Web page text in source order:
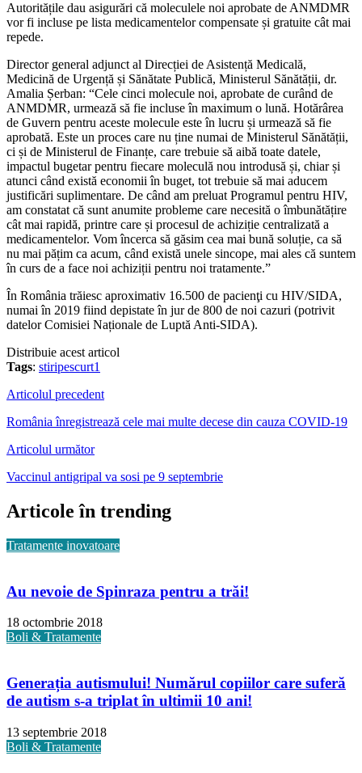
Autoritățile dau asigurări că moleculele noi aprobate de ANMDMR
vor fi incluse pe lista medicamentelor compensate și gratuite cât mai
repede.
Director general adjunct al Direcției de Asistență Medicală,
Medicină de Urgență și Sănătate Publică, Ministerul Sănătății, dr.
Amalia Șerban: “Cele cinci molecule noi, aprobate de curând de
ANMDMR, urmează să fie incluse în maximum o lună. Hotărârea
de Guvern pentru aceste molecule este în lucru și urmează să fie
aprobată. Este un proces care nu ține numai de Ministerul Sănătății,
ci și de Ministerul de Finanțe, care trebuie să aibă toate datele,
impactul bugetar pentru fiecare moleculă nou introdusă și, chiar și
atunci când există economii în buget, tot trebuie să mai aducem
justificări suplimentare. De când am preluat Programul pentru HIV,
am constatat că sunt anumite probleme care necesită o îmbunătățire
cât mai rapidă, printre care și procesul de achiziție centralizată a
medicamentelor. Vom încerca să găsim cea mai bună soluție, ca să
nu mai pățim ca acum, când există unele sincope, mai ales că suntem
în curs de a face noi achiziții pentru noi tratamente.”
În România trăiesc aproximativ 16.500 de pacienţi cu HIV/SIDA,
numai în 2019 fiind depistate în jur de 800 de noi cazuri (potrivit
datelor Comisiei Naționale de Luptă Anti-SIDA).
Distribuie acest articol
Tags: stiripescurt1
Articolul precedent
România înregistrează cele mai multe decese din cauza COVID-19
Articolul următor
Vaccinul antigripal va sosi pe 9 septembrie
Articole în trending
Tratamente inovatoare
Au nevoie de Spinraza pentru a trăi!
18 octombrie 2018
Boli & Tratamente
Generația autismului! Numărul copiilor care suferă
de autism s-a triplat în ultimii 10 ani!
13 septembrie 2018
Boli & Tratamente